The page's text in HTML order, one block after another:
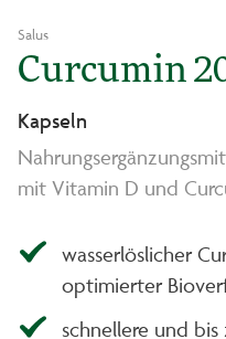
Salus
Curcumin
Kapseln
mit Vitamin D und
wasserlöslicher
optimierter
schnellere und bis